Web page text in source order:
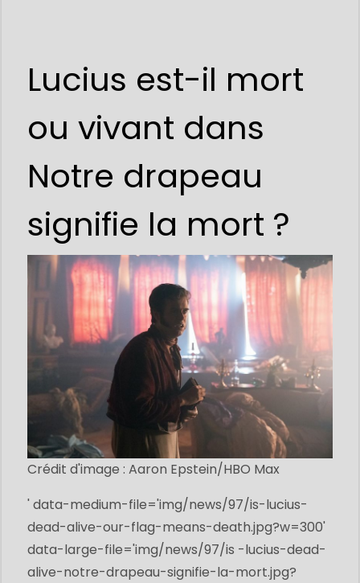
Lucius est-il mort
ou vivant dans
Notre drapeau
signifie la mort ?
Crédit d'image : Aaron Epstein/HBO Max
' data-medium-file='img/news/97/is-lucius-
dead-alive-our-flag-means-death.jpg?w=300'
data-large-file='img/news/97/is -lucius-dead-
alive-notre-drapeau-signifie-la-mort.jpg?